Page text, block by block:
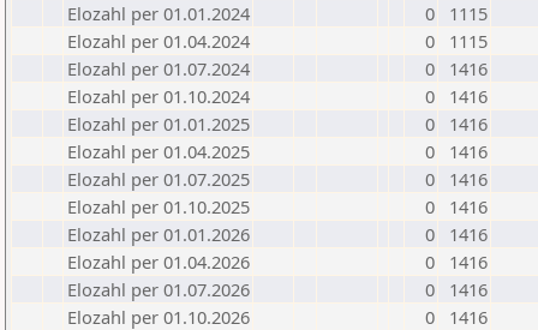
Elozahl per 01.01.2024
0
1115
Elozahl per 01.04.2024
0
1115
Elozahl per 01.07.2024
0
1416
Elozahl per 01.10.2024
0
1416
Elozahl per 01.01.2025
0
1416
Elozahl per 01.04.2025
0
1416
Elozahl per 01.07.2025
0
1416
Elozahl per 01.10.2025
0
1416
Elozahl per 01.01.2026
0
1416
Elozahl per 01.04.2026
0
1416
Elozahl per 01.07.2026
0
1416
Elozahl per 01.10.2026
0 1416